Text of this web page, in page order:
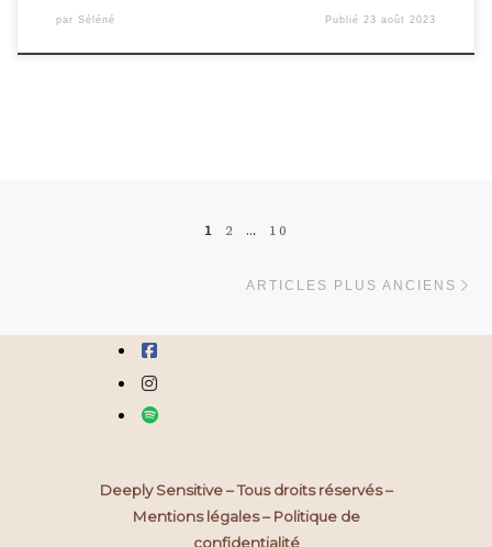
par Séléné Publié23 août 2023
1 2 … 10
ARTICLES PLUS ANCIENS
Deeply Sensitive – Tous droits réservés –
Mentions légales–Politique de
confidentialité